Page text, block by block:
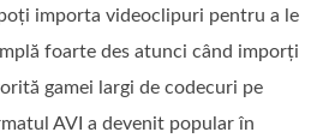
importa videoclipuri pentru a le
foarte des atunci când imporți
gamei largi de codecuri pe
AVI a devenit popular în